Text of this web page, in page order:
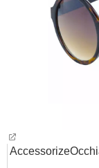
Accessorize